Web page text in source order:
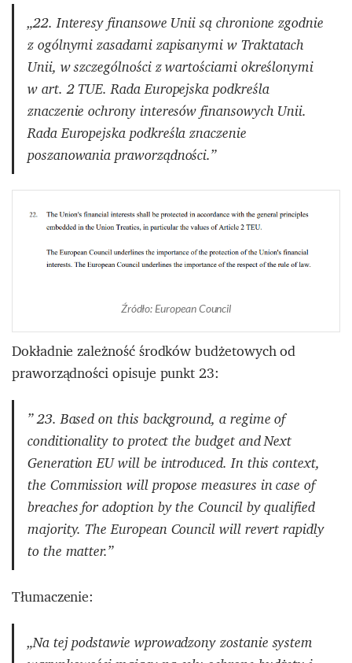
„22. Interesy finansowe Unii są chronione zgodnie
z ogólnymi zasadami zapisanymi w Traktatach
Unii, w szczególności z wartościami określonymi
w art. 2 TUE. Rada Europejska podkreśla
znaczenie ochrony interesów finansowych Unii.
Rada Europejska podkreśla znaczenie
poszanowania praworządności.”
Źródło: European Council
Dokładnie zależność środków budżetowych od
praworządności opisuje punkt 23:
” 23. Based on this background, a regime of
conditionality to protect the budget and Next
Generation EU will be introduced. In this context,
the Commission will propose measures in case of
breaches for adoption by the Council by qualified
majority. The European Council will revert rapidly
to the matter.”
Tłumaczenie:
„Na tej podstawie wprowadzony zostanie system